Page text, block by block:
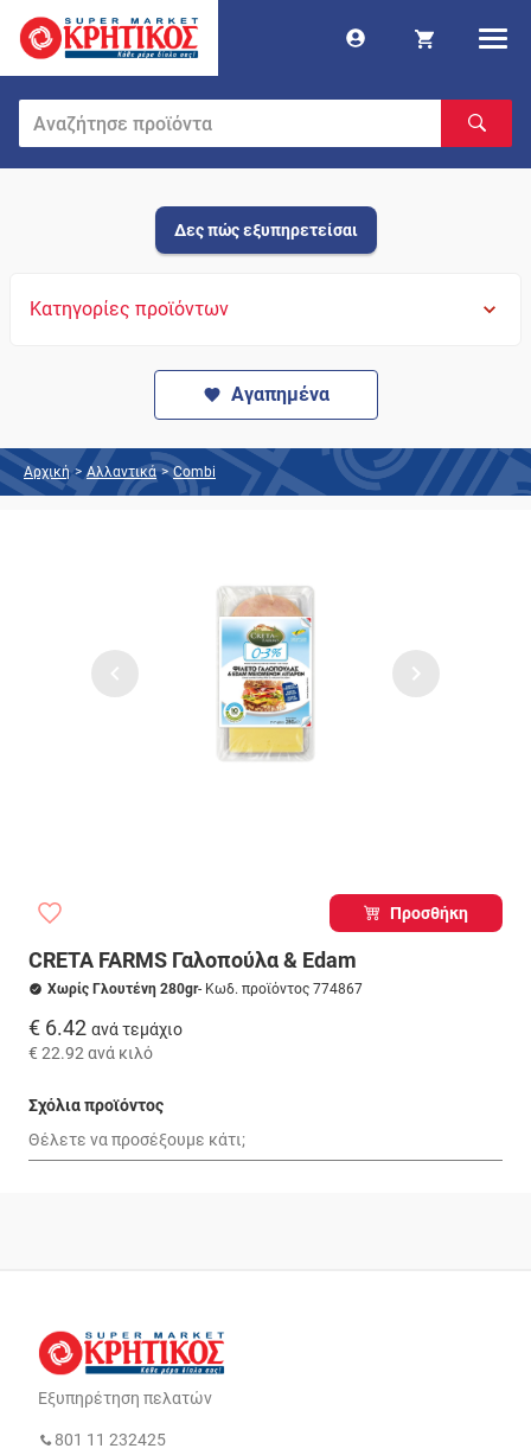
Δες πώς εξυπηρετείσαι
Κατηγορίες προϊόντων
Αγαπημένα
Αρχική > Αλλαντικά > Combi
Προσθήκη
CRETA FARMS Γαλοπούλα & Edam
Χωρίς Γλουτένη 280gr- Κωδ. προϊόντος 774867
€ 6.42 ανά τεμάχιο
€ 22.92 ανά κιλό
Σχόλια προϊόντος
Εξυπηρέτηση πελατών
801 11 232425